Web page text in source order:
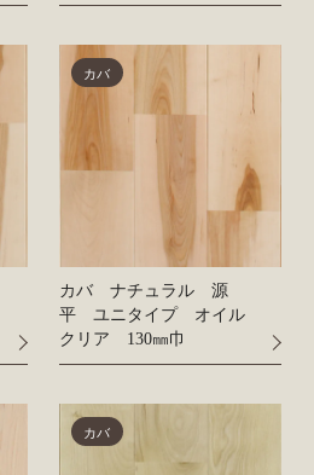
カバ
カバ ナチュラル 源
平 ユニタイプ オイル
クリア 130㎜巾
カバ